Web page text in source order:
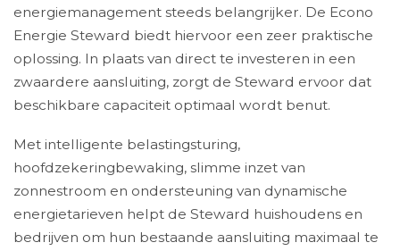
energiemanagement steeds belangrijker. De Econo
Energie Steward biedt hiervoor een zeer praktische
oplossing. In plaats van direct te investeren in een
zwaardere aansluiting, zorgt de Steward ervoor dat
beschikbare capaciteit optimaal wordt benut.
Met intelligente belastingsturing,
hoofdzekeringbewaking, slimme inzet van
zonnestroom en ondersteuning van dynamische
energietarieven helpt de Steward huishoudens en
bedrijven om hun bestaande aansluiting maximaal te